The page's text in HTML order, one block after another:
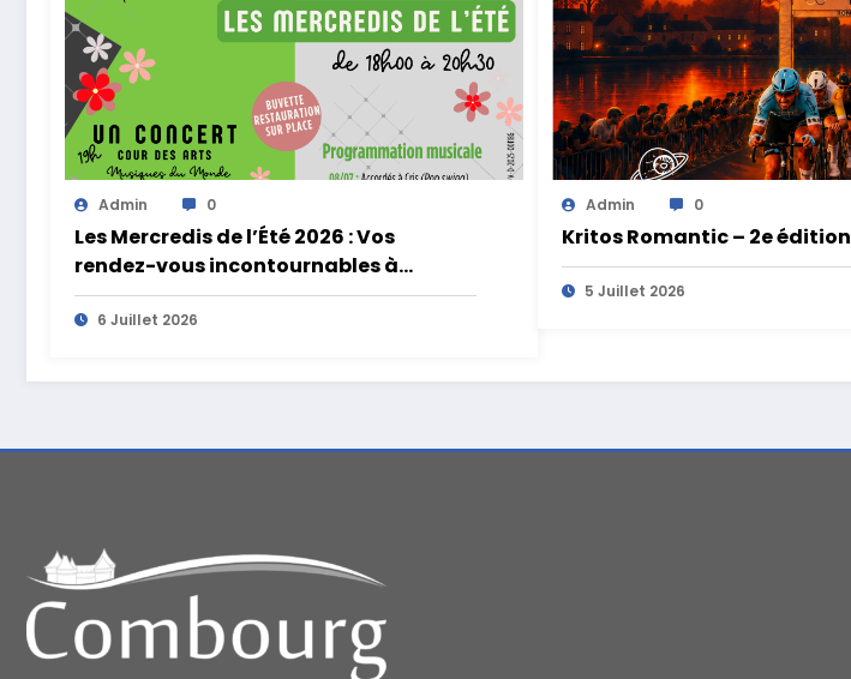
Admin 0
Les Mercredis de l’Été 2026 : Vos
rendez-vous incontournables à
Combourg !
6 Juillet 2026
Admin 0
Kritos Romantic – 2e édition
5 Juillet 2026